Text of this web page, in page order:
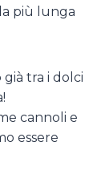
più lunga
tra i dolci
cannoli e
essere